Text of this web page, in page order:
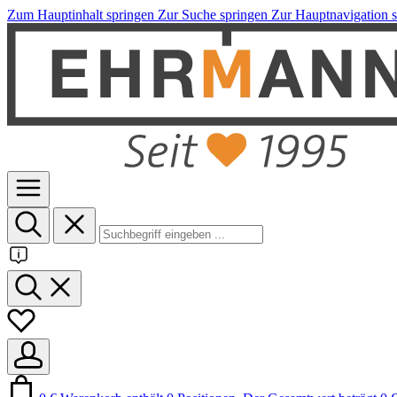
Zum Hauptinhalt springen Zur Suche springen Zur Hauptnavigation